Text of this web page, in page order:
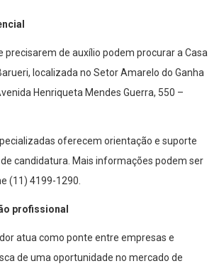
precisarem de auxílio podem procurar a Casa
localizada no Setor Amarelo do Ganha
Henriqueta Mendes Guerra, 550 –
oferecem orientação e suporte
candidatura. Mais informações podem ser
(11) 4199-1290.
profissional
atua como ponte entre empresas e
de uma oportunidade no mercado de